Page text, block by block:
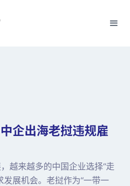
企出海老挝违规雇
越来越多的中国企业选择“走
发展机会。老挝作为“一带一